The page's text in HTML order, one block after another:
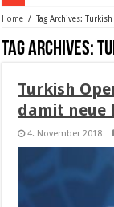
Home / Tag Archives:
Tag Archives:
Turkish
damit neue
4. November 2018